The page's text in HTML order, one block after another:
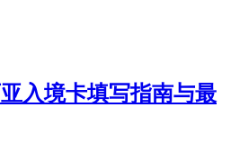
入境卡填写指南与最